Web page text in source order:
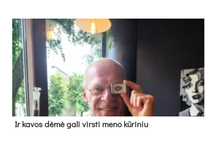
Ir ka­vos dė­mė ga­li virs­ti me­no kū­ri­niu